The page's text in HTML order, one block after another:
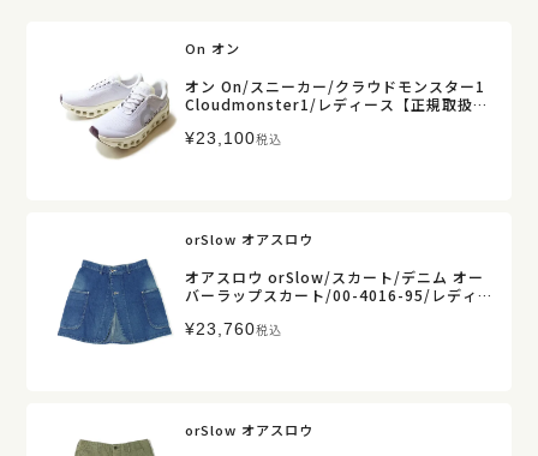
On オン
オン On/スニーカー/クラウドモンスター1
Cloudmonster1/レディース【正規取扱】
¥23,100税込
orSlow オアスロウ
オアスロウ orSlow/スカート/デニム オー
バーラップスカート/00-4016-95/レディ
¥23,760税込
orSlow オアスロウ